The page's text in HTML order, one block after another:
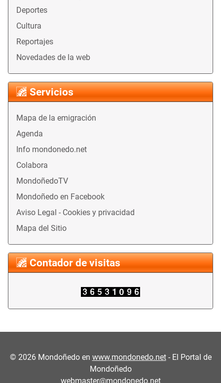
Deportes
Cultura
Reportajes
Novedades de la web
Servicios
Mapa de la emigración
Agenda
Info mondonedo.net
Colabora
MondoñedoTV
Mondoñedo en Facebook
Aviso Legal - Cookies y privacidad
Mapa del Sitio
Contador de visitas
© 2026Mondoñedo en www.mondonedo.net- El Portal de
Mondoñedo
webmaster@mondonedo.net